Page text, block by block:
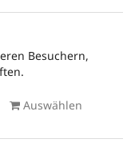
Besuchern,
Auswählen